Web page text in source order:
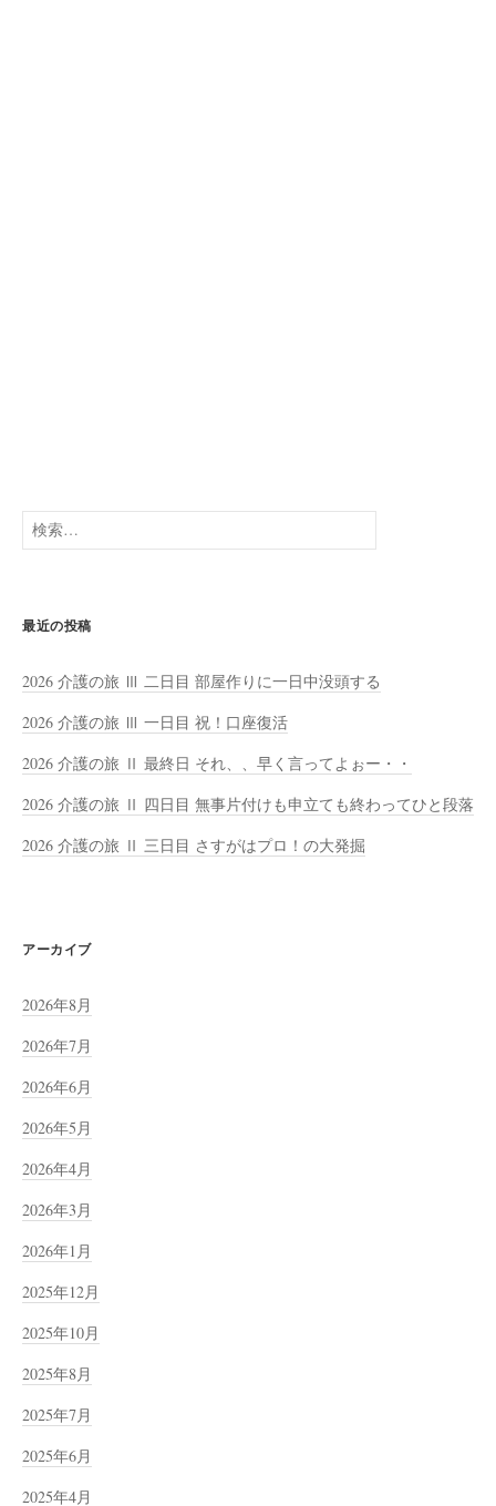
検
索:
最近の投稿
2026 介護の旅 Ⅲ 二日目 部屋作りに一日中没頭する
2026 介護の旅 Ⅲ 一日目 祝！口座復活
2026 介護の旅 Ⅱ 最終日 それ、、早く言ってよぉー・・
2026 介護の旅 Ⅱ 四日目 無事片付けも申立ても終わってひと段落
2026 介護の旅 Ⅱ 三日目 さすがはプロ！の大発掘
アーカイブ
2026年8月
2026年7月
2026年6月
2026年5月
2026年4月
2026年3月
2026年1月
2025年12月
2025年10月
2025年8月
2025年7月
2025年6月
2025年4月